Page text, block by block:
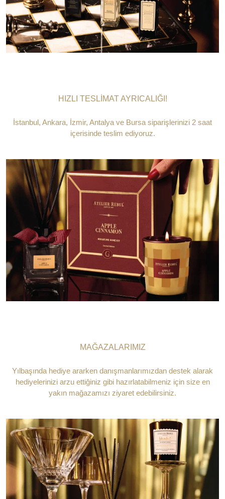
HIZLI TESLİMAT AYRICALIĞI!
İstanbul, Ankara, İzmir, Antalya ve Bursa siparişlerinizi 2 saat
içerisinde teslim ediyoruz.
MAĞAZALARIMIZ
Yılbaşında hediye ararken danışmanlarımızdan destek alarak
hediyelerinizi arzu ettiğiniz gibi hazırlatabilmeniz için size en
yakın mağazamızı ziyaret edebilirsiniz.